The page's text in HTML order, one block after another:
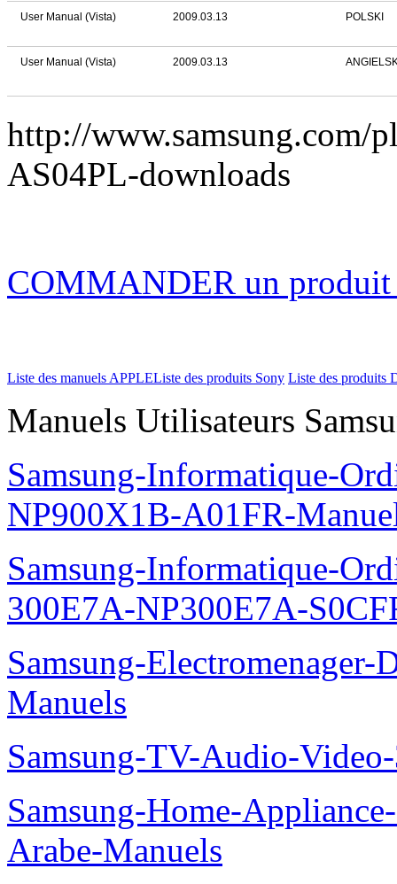
User Manual (Vista) 2009.03.13 POLSKI
User Manual (Vista) 2009.03.13
http://www.samsung.com/
AS04PL-downloads
COMMANDER un
Liste des manuels APPLEListe des produits Sony Liste des produits
Manuels Utilisateurs
Samsung-Informatique-
NP900X1B-A01FR-
Samsung-Informatique-
300E7A-NP300E7A-
Samsung-
Manuels
Samsung-TV-Audio-
Samsung-Home-
Arabe-Manuels